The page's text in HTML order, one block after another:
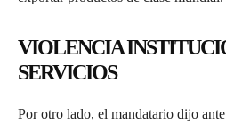
VIOLENCIA
SERVICIOS
Por otro lado, el mandatario dijo